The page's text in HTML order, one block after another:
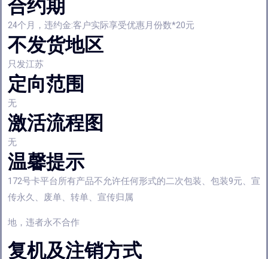
合约期
24个月，违约金:客户实际享受优惠月份数*20元
不发货地区
只发江苏
定向范围
无
激活流程图
无
温馨提示
172号卡平台所有产品不允许任何形式的二次包装、包装9元、宣
传永久、废单、转单、宣传归属
地，违者永不合作
复机及注销方式